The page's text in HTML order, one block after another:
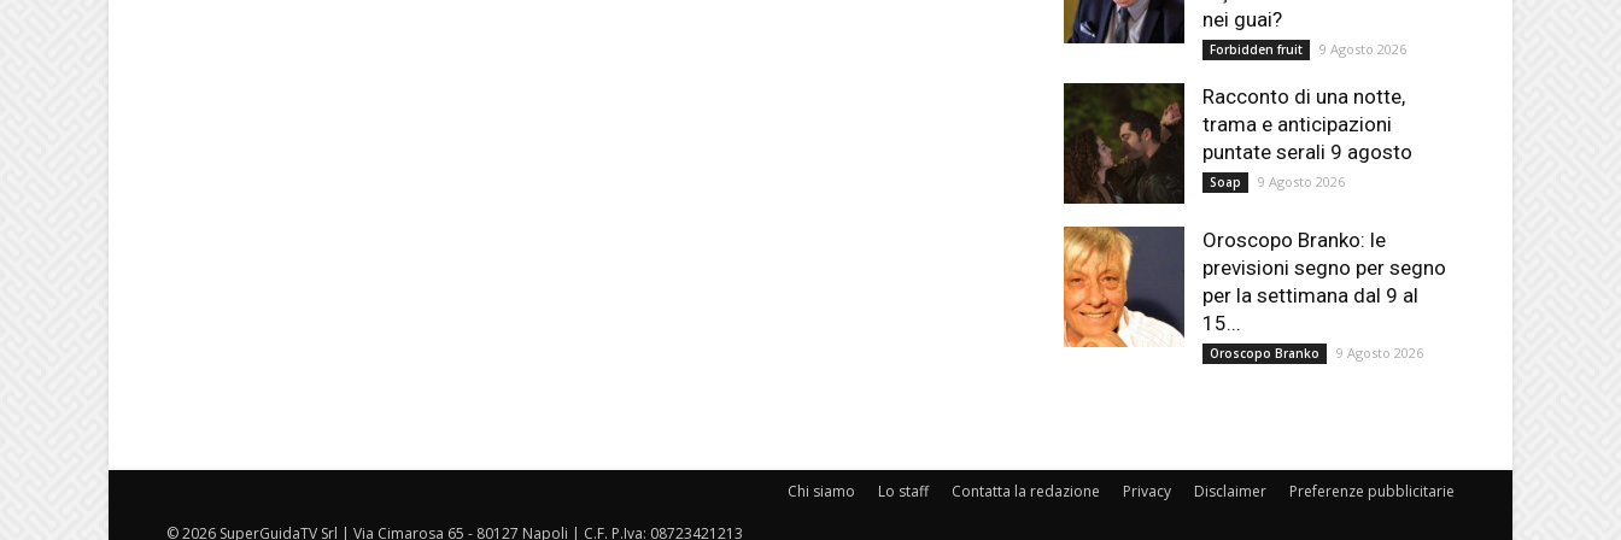
nei guai?
Forbidden fruit 9 Agosto 2026
Racconto di una notte,
trama e anticipazioni
puntate serali 9 agosto
Soap 9 Agosto 2026
Oroscopo Branko: le
previsioni segno per segno
per la settimana dal 9 al
15...
Oroscopo Branko 9 Agosto 2026
Chi siamo Lo staff Contatta la redazione Privacy Disclaimer Preferenze pubblicitarie
© 2026 SuperGuidaTV Srl | Via Cimarosa 65 - 80127 Napoli | C.F. P.Iva: 08723421213